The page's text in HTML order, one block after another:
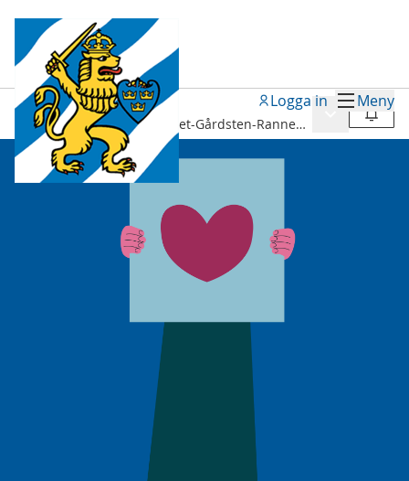
Meny
Logga in
Processer /
Medborgarbudget Lövgärdet-Gårdsten-Rannebergen 2026
Meny
Följ